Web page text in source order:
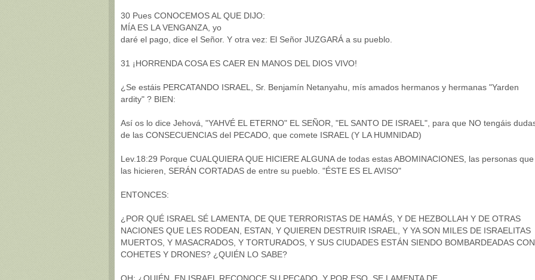
30 Pues CONOCEMOS AL QUE DIJO:
MÍA ES LA VENGANZA, yo
daré el pago, dice el Señor. Y otra vez: El Señor JUZGARÁ a su pueblo.
31 ¡HORRENDA COSA ES CAER EN MANOS DEL DIOS VIVO!
¿Se estáis PERCATANDO ISRAEL, Sr. Benjamín Netanyahu, mís amados hermanos y hermanas "Yarden
ardity" ? BIEN:
Así os lo dice Jehová, "YAHVÉ EL ETERNO" EL SEÑOR, "EL SANTO DE ISRAEL", para que NO tengáis
de las CONSECUENCIAS del PECADO, que comete ISRAEL (Y LA HUMNIDAD)
Lev.18:29 Porque CUALQUIERA QUE HICIERE ALGUNA de todas estas ABOMINACIONES, las personas que
las hicieren, SERÁN CORTADAS de entre su pueblo. "ÉSTE ES EL AVISO"
ENTONCES:
¿POR QUÉ ISRAEL SÉ LAMENTA, DE QUE TERRORISTAS DE HAMÁS, Y DE HEZBOLLAH Y DE OTRAS
NACIONES QUE LES RODEAN, ESTAN, Y QUIEREN DESTRUIR ISRAEL, Y YA SON MILES DE ISRAELITAS
MUERTOS, Y MASACRADOS, Y TORTURADOS, Y SUS CIUDADES ESTÁN SIENDO BOMBARDEADAS CON
COHETES Y DRONES? ¿QUIÉN LO SABE?